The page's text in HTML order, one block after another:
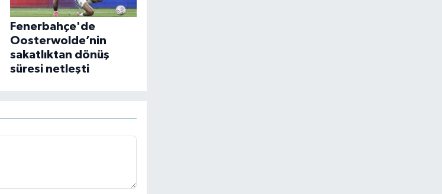
Fenerbahçe'de
Oosterwolde’nin
sakatlıktan dönüş
süresi netleşti